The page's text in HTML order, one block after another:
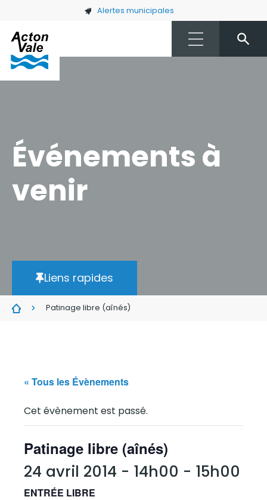
Skip to main content Alertes municipales
Événements à
venir
Liens rapides
Patinage libre (aînés)
« Tous les Évènements
Cet évènement est passé.
Patinage libre (aînés)
24 avril 2014 - 14h00 - 15h00
ENTRÉE LIBRE